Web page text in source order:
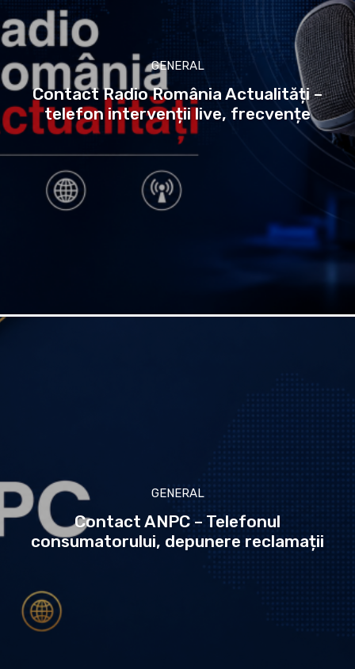
GENERAL
Contact Radio România Actualități –
telefon intervenții live, frecvențe
GENERAL
Contact ANPC – Telefonul
consumatorului, depunere reclamații